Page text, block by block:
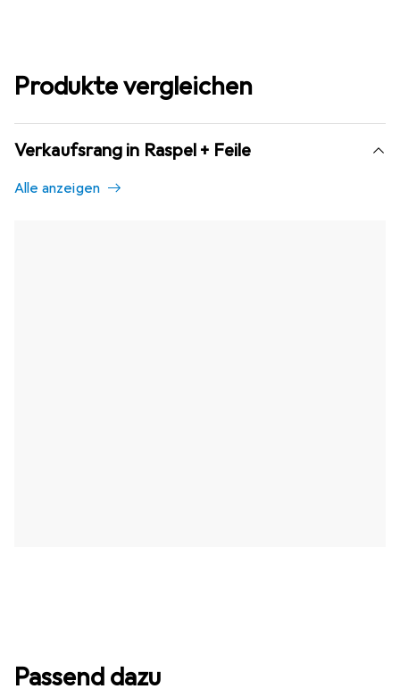
Produkte vergleichen
Verkaufsrang in Raspel + Feile
Alle anzeigen
Passend dazu